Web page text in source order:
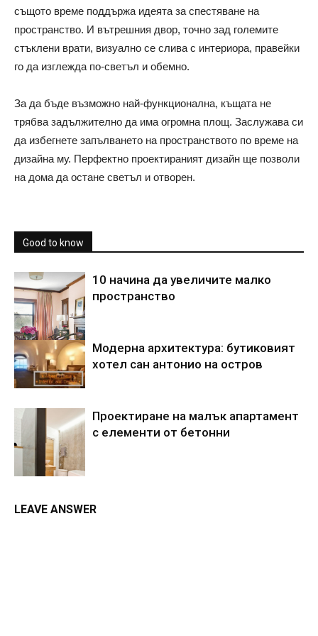
същото време поддържа идеята за спестяване на
пространство. И вътрешния двор, точно зад големите
стъклени врати, визуално се слива с интериора, правейки
го да изглежда по-светъл и обемно.
За да бъде възможно най-функционална, къщата не
трябва задължително да има огромна площ. Заслужава си
да избегнете запълването на пространството по време на
дизайна му. Перфектно проектираният дизайн ще позволи
на дома да остане светъл и отворен.
Good to know
10 начина да увеличите малко
пространство
Модерна архитектура: бутиковият
хотел сан антонио на остров
Проектиране на малък апартамент
с елементи от бетонни
LEAVE ANSWER